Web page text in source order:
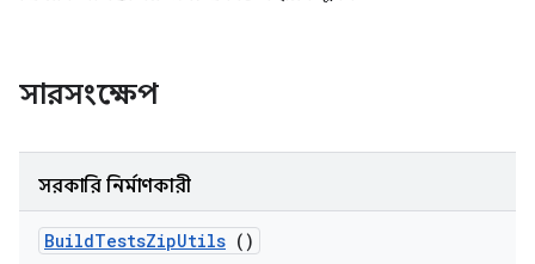
সারসংক্ষেপ
সরকারি নির্মাণকারী
BuildTestsZipUtils ()